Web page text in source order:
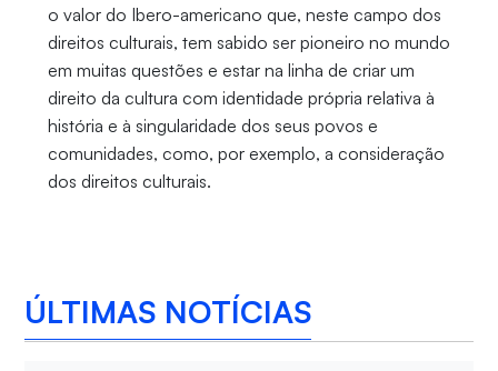
o valor do Ibero-americano que, neste campo dos
direitos culturais, tem sabido ser pioneiro no mundo
em muitas questões e estar na linha de criar um
direito da cultura com identidade própria relativa à
história e à singularidade dos seus povos e
comunidades, como, por exemplo, a consideração
dos direitos culturais.
ÚLTIMAS NOTÍCIAS